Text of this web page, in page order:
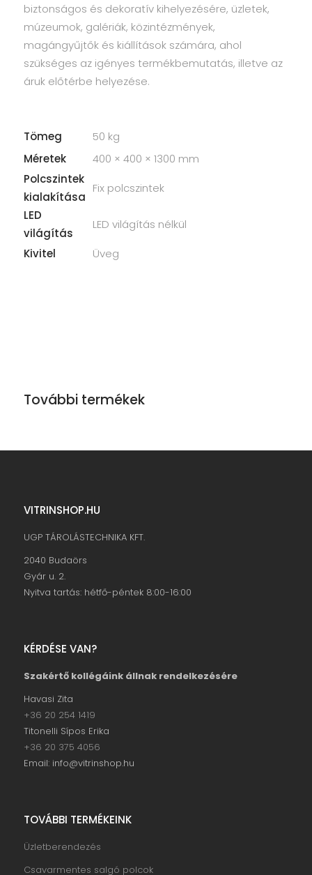
biztonságos és dekoratív kihelyezésére, üzletek,
múzeumok, galériák, közintézmények,
magángyűjtők és kiállítások számára, ahol
szükséges az igényes termékbemutatás, illetve az
áruk előtérbe helyezése.
Tömeg
50 kg
Méretek
400 × 400 × 1300 mm
Polcszintek
kialakítása
Fix polcszintek
LED
világítás
LED világítás nélkül
Kivitel
Üveg
További termékek
VITRINSHOP.HU
UGP TÁROLÁSTECHNIKA KFT.
2040 Budaörs
Gyár u. 2.
Nyitva tartás: hétfő-péntek 8:00-16:00
KÉRDÉSE VAN?
Szakértő kollégáink állnak rendelkezésére
Havasi Zita
+36 20 254 1419
Titonelli Sípos Erika
+36 20 375 4056
Email: info@vitrinshop.hu
TOVÁBBI TERMÉKEINK
Üzletberendezés
Csavarmentes salgó polcok